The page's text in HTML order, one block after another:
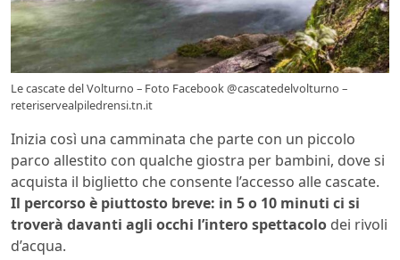
Le cascate del Volturno – Foto Facebook @cascatedelvolturno –
reteriservealpiledrensi.tn.it
Inizia così una camminata che parte con un piccolo
parco allestito con qualche giostra per bambini, dove si
acquista il biglietto che consente l’accesso alle cascate.
Il percorso è piuttosto breve: in 5 o 10 minuti ci si
troverà davanti agli occhi l’intero spettacolo dei rivoli
d’acqua.